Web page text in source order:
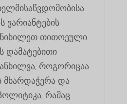
ვარიანტების
თითოეული
როგორიცაა
მხარდაჭერა და
რამაც